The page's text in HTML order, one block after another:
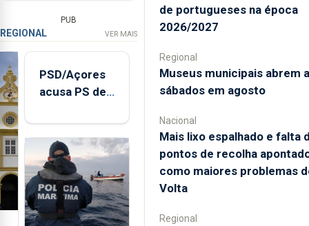
PUB
REGIONAL VER MAIS
PSD/Açores
acusa PS de
contraditória"
sobre
evolução
turística
de portugueses na época
2026/2027
Regional
Museus municipais abrem
sábados em agosto
Nacional
Mais lixo espalhado e falta
pontos de recolha
como maiores problemas
Volta
Regional